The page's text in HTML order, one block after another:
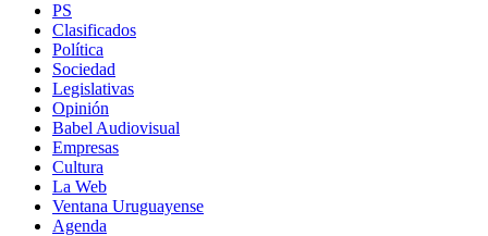
PS
Clasificados
Política
Sociedad
Legislativas
Opinión
Babel Audiovisual
Empresas
Cultura
La Web
Ventana Uruguayense
Agenda